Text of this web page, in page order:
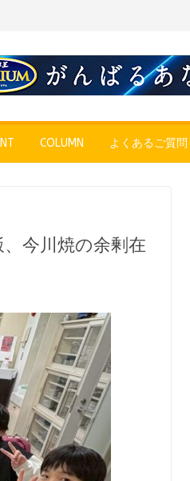
COLUMN よくあるご質問
今川焼の余剰在